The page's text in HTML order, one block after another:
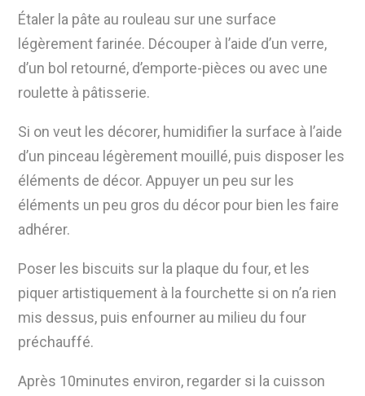
Étaler la pâte au rouleau sur une surface
légèrement farinée. Découper à l’aide d’un verre,
d’un bol retourné, d’emporte-pièces ou avec une
roulette à pâtisserie.
Si on veut les décorer, humidifier la surface à l’aide
d’un pinceau légèrement mouillé, puis disposer les
éléments de décor. Appuyer un peu sur les
éléments un peu gros du décor pour bien les faire
adhérer.
Poser les biscuits sur la plaque du four, et les
piquer artistiquement à la fourchette si on n’a rien
mis dessus, puis enfourner au milieu du four
préchauffé.
Après 10minutes environ, regarder si la cuisson